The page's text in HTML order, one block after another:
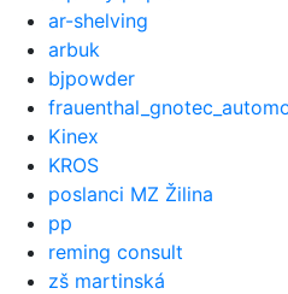
ar-shelving
arbuk
bjpowder
Kinex
KROS
poslanci MZ Žilina
pp
reming consult
zš martinská